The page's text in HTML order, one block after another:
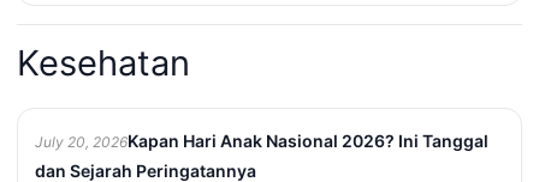
Kesehatan
July 20, 2026Kapan Hari Anak Nasional 2026? Ini Tanggal
dan Sejarah Peringatannya